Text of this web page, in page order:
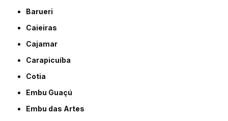
Barueri
Caieiras
Cajamar
Carapicuíba
Cotia
Embu Guaçú
Embu das Artes